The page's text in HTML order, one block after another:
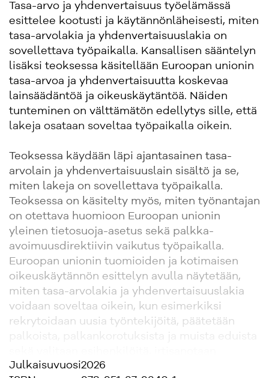
Tasa-arvo ja yhdenvertaisuus työelämässä
esittelee kootusti ja käytännönläheisesti, miten
tasa-arvolakia ja yhdenvertaisuuslakia on
sovellettava työpaikalla. Kansallisen sääntelyn
lisäksi teoksessa käsitellään Euroopan unionin
tasa-arvoa ja yhdenvertaisuutta koskevaa
lainsäädäntöä ja oikeuskäytäntöä. Näiden
tunteminen on välttämätön edellytys sille, että
lakeja osataan soveltaa työpaikalla oikein.
Teoksessa käydään läpi ajantasainen tasa-
arvolain ja yhdenvertaisuuslain sisältö ja se,
miten lakeja on sovellettava työpaikalla.
Teoksessa on käsitelty myös, miten työnantajan
on otettava huomioon Euroopan unionin
yleinen tietosuoja-asetus sekä palkka-
avoimuusdirektiivin vaikutus työpaikalla.
Euroopan unionin tuomioiden ja kotimaisen
oikeuskäytännön esittelyn avulla näytetään,
miten tasa-arvolakia ja yhdenvertaisuuslakia
voidaan soveltaa oikein, kun esimerkiksi
rekrytoidaan uusia työntekijöitä, päätetään
työntekijöitä tai tehdään tasa-arvo- ja
Julkaisuvuosi2026